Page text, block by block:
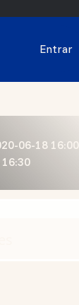
Entrar
06-18 16:00